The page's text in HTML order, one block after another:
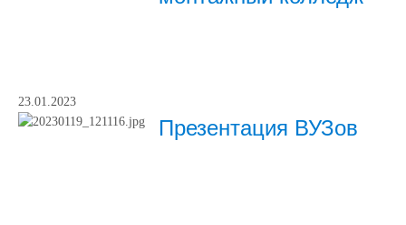
23.01.2023
Презентация ВУЗов